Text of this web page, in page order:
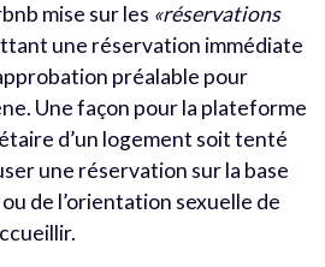
mise sur les «réservations
une réservation immédiate
préalable pour
Une façon pour la plateforme
d’un logement soit tenté
une réservation sur la base
de l’orientation sexuelle de